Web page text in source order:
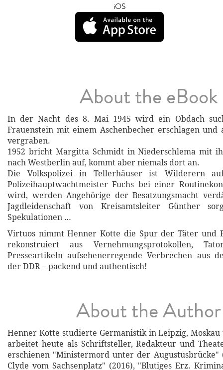
iOS
About the eBook
In der Nacht des 8. Mai 1945 wird ein Obdach
Frauenstein mit einem Aschenbecher erschlagen und
vergraben.
1952 bricht Margitta Schmidt in Niederschlema mit
nach Westberlin auf, kommt aber niemals dort an.
Die Volkspolizei in Tellerhäuser ist Wilderern
Polizeihauptwachtmeister Fuchs bei einer
wird, werden Angehörige der Besatzungsmacht
Jagdleidenschaft von Kreisamtsleiter Günther
Spekulationen …
Virtuos nimmt Henner Kotte die Spur der Täter und
rekonstruiert aus Vernehmungsprotokollen,
Presseartikeln aufsehenerregende Verbrechen aus
der DDR – packend und authentisch!
About the Author
Henner Kotte studierte Germanistik in Leipzig,
arbeitet heute als Schriftsteller, Redakteur und
erschienen "Ministermord unter der Augustusbrücke"
Clyde vom Sachsenplatz" (2016), "Blutiges Erz.